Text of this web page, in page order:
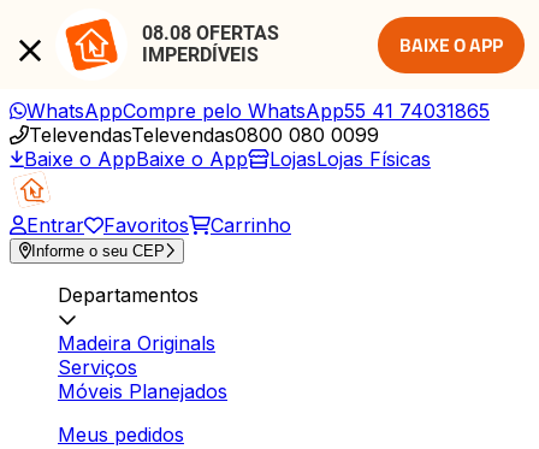
08.08 OFERTAS
IMPERDÍVEIS
BAIXE O APP
WhatsAppCompre pelo WhatsApp55 41 74031865
TelevendasTelevendas0800 080 0099
Baixe o AppBaixe o App LojasLojas Físicas
Entrar Favoritos Carrinho
Informe o seu CEP
Departamentos
Madeira Originals
Serviços
Móveis Planejados
Meus pedidos